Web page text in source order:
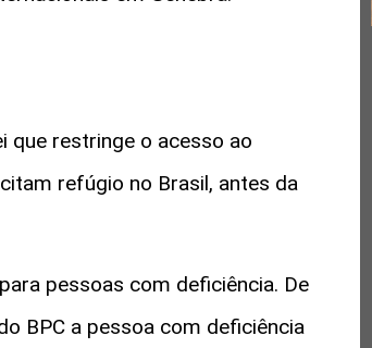
que restringe o acesso ao
refúgio no Brasil, antes da
pessoas com deficiência. De
BPC a pessoa com deficiência